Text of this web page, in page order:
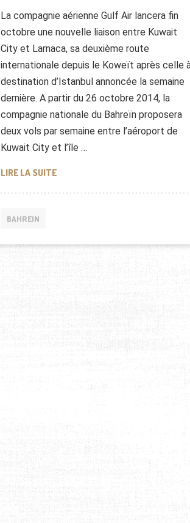
La compagnie aérienne Gulf Air lancera fin
octobre une nouvelle liaison entre Kuwait
City et Larnaca, sa deuxième route
internationale depuis le Koweït après celle
destination d’Istanbul annoncée la semaine
dernière. A partir du 26 octobre 2014, la
compagnie nationale du Bahreïn proposera
deux vols par semaine entre l’aéroport de
Kuwait City et l’île …
LIRE LA SUITEBAHREÏN : GULF AIR ANNONCE
BAHREIN